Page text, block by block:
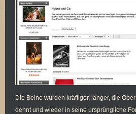
Die Beine wurden kräftiger, länger, die
dehnt und wieder in seine ursprüngliche